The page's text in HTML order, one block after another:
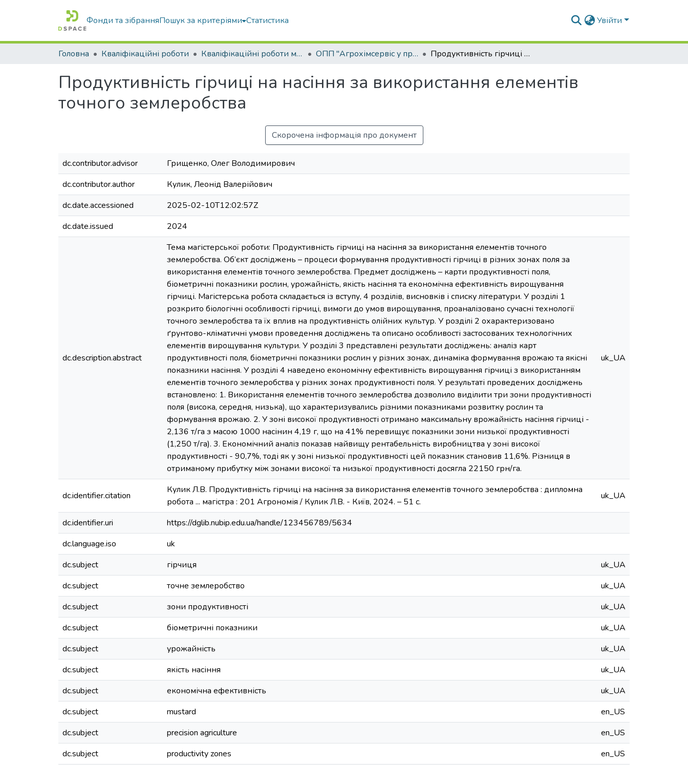
Фонди та зібранняПошук за критеріями Статистика Увійти
Головна Кваліфікаційні роботи Кваліфікаційні роботи магістрів ОПП "Агрохімсервіс у прецизійному агровиробництві" Продуктивність гірчиці на насіння за використання елементів точного землеробства
Продуктивність гірчиці на насіння за використання елементів
точного землеробства
Скорочена інформація про документ
dc.contributor.advisor
Грищенко, Олег Володимирович
dc.contributor.author
Кулик, Леонід Валерійович
dc.date.accessioned
2025-02-10T12:02:57Z
dc.date.issued
2024
dc.description.abstract
Тема магістерської роботи: Продуктивність гірчиці на насіння за використання елементів точного
землеробства. Об’єкт досліджень – процеси формування продуктивності гірчиці в різних зонах поля за
використання елементів точного землеробства. Предмет досліджень – карти продуктивності поля,
біометричні показники рослин, урожайність, якість насіння та економічна ефективність вирощування
гірчиці. Магістерська робота складається із вступу, 4 розділів, висновків і списку літератури. У розділі 1
розкрито біологічні особливості гірчиці, вимоги до умов вирощування, проаналізовано сучасні технології
точного землеробства та їх вплив на продуктивність олійних культур. У розділі 2 охарактеризовано
ґрунтово-кліматичні умови проведення досліджень та описано особливості застосованих технологічних
елементів вирощування культури. У розділі 3 представлені результати досліджень: аналіз карт
продуктивності поля, біометричні показники рослин у різних зонах, динаміка формування врожаю та якісні
показники насіння. У розділі 4 наведено економічну ефективність вирощування гірчиці з використанням
елементів точного землеробства у різних зонах продуктивності поля. У результаті проведених досліджень
встановлено: 1. Використання елементів точного землеробства дозволило виділити три зони продуктивності
поля (висока, середня, низька), що характеризувались різними показниками розвитку рослин та
формування врожаю. 2. У зоні високої продуктивності отримано максимальну врожайність насіння гірчиці -
2,136 т/га з масою 1000 насінин 4,19 г, що на 41% перевищує показники зони низької продуктивності
(1,250 т/га). 3. Економічний аналіз показав найвищу рентабельність виробництва у зоні високої
продуктивності - 90,7%, тоді як у зоні низької продуктивності цей показник становив 11,6%. Різниця в
отриманому прибутку між зонами високої та низької продуктивності досягла 22150 грн/га.
uk_UA
dc.identifier.citation
Кулик Л.В. Продуктивність гірчиці на насіння за використання елементів точного землеробства : дипломна
робота ... магістра : 201 Агрономія / Кулик Л.В. - Київ, 2024. – 51 с.
uk_UA
dc.identifier.uri
https://dglib.nubip.edu.ua/handle/123456789/5634
dc.language.iso
uk
dc.subject
гірчиця
uk_UA
dc.subject
точне землеробство
uk_UA
dc.subject
зони продуктивності
uk_UA
dc.subject
біометричні показники
uk_UA
dc.subject
урожайність
uk_UA
dc.subject
якість насіння
uk_UA
dc.subject
економічна ефективність
uk_UA
dc.subject
mustard
en_US
dc.subject
precision agriculture
en_US
dc.subject
productivity zones
en_US